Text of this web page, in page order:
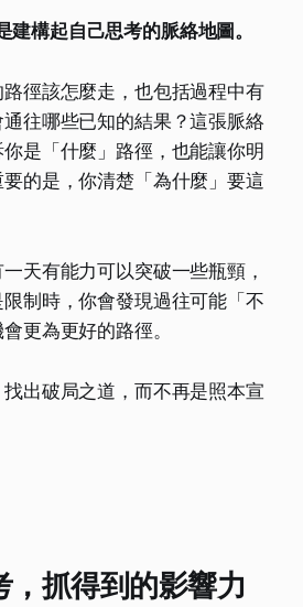
建構起自己思考的脈絡地圖。
徑該怎麼走，也包括過程中有
往哪些已知的結果？這張脈絡
是「什麼」路徑，也能讓你明
的是，你清楚「為什麼」要這
天有能力可以突破一些瓶頸，
制時，你會發現過往可能「不
更為更好的路徑。
出破局之道，而不再是照本宣
，抓得到的影響力